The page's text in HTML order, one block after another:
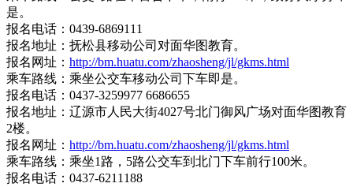
是。
报名电话：0439-6869111
报名地址：抚松县移动公司对面华图教育。
报名网址： http://bm.huatu.com/zhaosheng/jl/gkms.html
乘车路线：乘坐公交车移动公司下车即是。
报名电话：0437-3259977 6686655
报名地址：辽源市人民大街4027号北门御风广场对面华图教育
2楼。
报名网址： http://bm.huatu.com/zhaosheng/jl/gkms.html
乘车路线：乘坐1路，5路公交车到北门下车前行100米。
报名电话：0437-6211188